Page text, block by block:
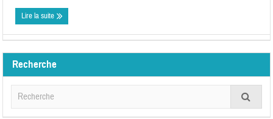
Lire la suite
Recherche